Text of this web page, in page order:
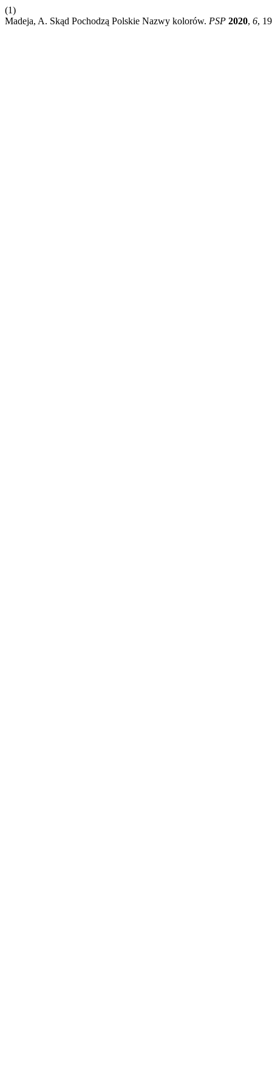
(1)
Madeja, A. Skąd Pochodzą Polskie Nazwy kolorów. PSP 2020, 6,